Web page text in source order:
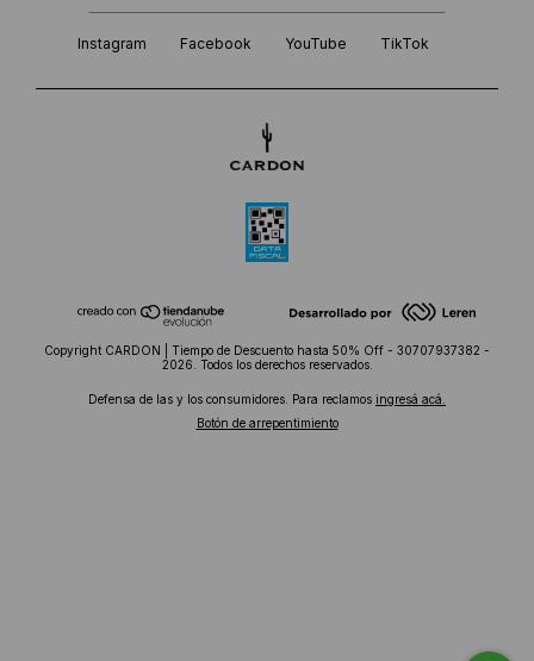
Instagram Facebook YouTube TikTok
Copyright CARDON | Tiempo de Descuento hasta 50% Off - 30707937382 -
2026. Todos los derechos reservados.
Defensa de las y los consumidores. Para reclamos ingresá acá.
Botón de arrepentimiento